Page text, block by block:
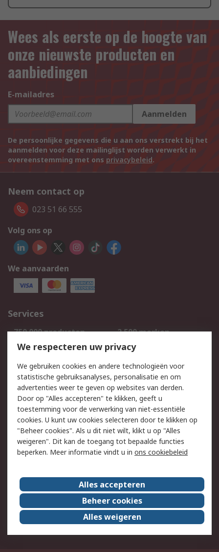
Wees als eerste op de hoogte van
onze nieuwste producten en
aanbiedingen
E-mailadres
Aanmelden
De persoonlijke gegevens die u aan ons verstrekt bij het
aanmelden voor deze mailinglijst worden verwerkt in
overeenstemming met ons privacybeleid.
Neem contact op
023 51 66 555
Volg ons op
We aanvaarden
Services
750.000 producten
2.500 merken
Bestellen
Inkoopoplossingen
Track & Trace
Wettelijk
Cookiebeleid
Email veiligheid
Privacybeleid
Websitevoorwaarden
Algemene
verkoopvoorwaarden
Over RS
RS Group
Over ons
RS wereldwijd
Werken bij RS
ESG
We respecteren uw privacy
We gebruiken cookies en andere technologieën voor
statistische gebruiksanalyses, personalisatie en om
advertenties weer te geven op websites van derden.
Door op "Alles accepteren" te klikken, geeft u
toestemming voor de verwerking van niet-essentiële
cookies. U kunt uw cookies selecteren door te klikken op
"Beheer cookies". Als u dit niet wilt, klikt u op "Alles
weigeren". Dit kan de toegang tot bepaalde functies
beperken. Meer informatie vindt u in ons cookiebeleid
Alles accepteren
Beheer cookies
Alles weigeren